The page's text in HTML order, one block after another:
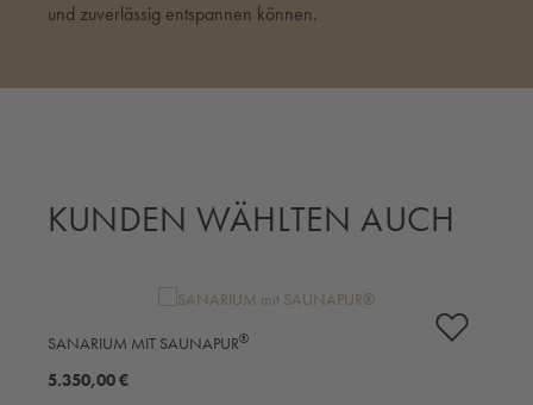
und zuverlässig entspannen können.
KUNDEN WÄHLTEN AUCH
SANARIUM MIT SAUNAPUR®
5.350,00 €